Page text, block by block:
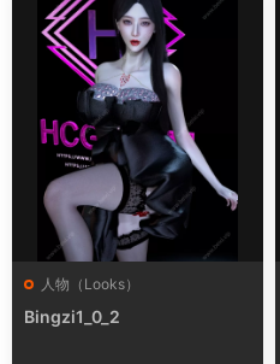
人物（Looks）
Bingzi1_0_2